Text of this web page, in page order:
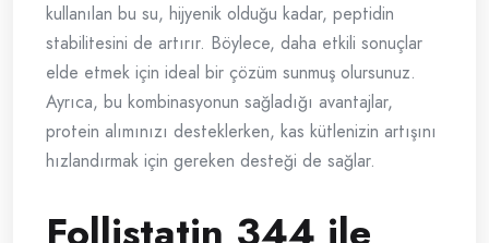
kullanılan bu su, hijyenik olduğu kadar, peptidin
stabilitesini de artırır. Böylece, daha etkili sonuçlar
elde etmek için ideal bir çözüm sunmuş olursunuz.
Ayrıca, bu kombinasyonun sağladığı avantajlar,
protein alımınızı desteklerken, kas kütlenizin artışını
hızlandırmak için gereken desteği de sağlar.